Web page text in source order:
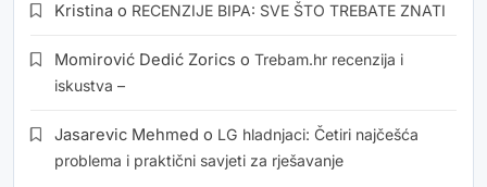
Kristina o RECENZIJE BIPA: SVE ŠTO TREBATE ZNATI
Momirović Dedić Zorics o Trebam.hr recenzija i
iskustva –
Jasarevic Mehmed o LG hladnjaci: Četiri najčešća
problema i praktični savjeti za rješavanje